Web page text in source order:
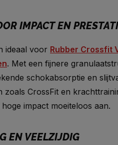
IMPACT EN
ideaal voor Rubber Crossfit
. Met een fijnere
schokabsorptie en
zoals CrossFit en
impact moeiteloos aan.
EN VEELZIJDIG